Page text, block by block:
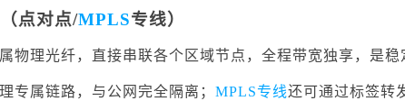
点对点/MPLS专线）
物理光纤，直接串联各个区域节点，全程带宽独享，是稳
专属链路，与公网完全隔离； MPLS专线还可通过标签转